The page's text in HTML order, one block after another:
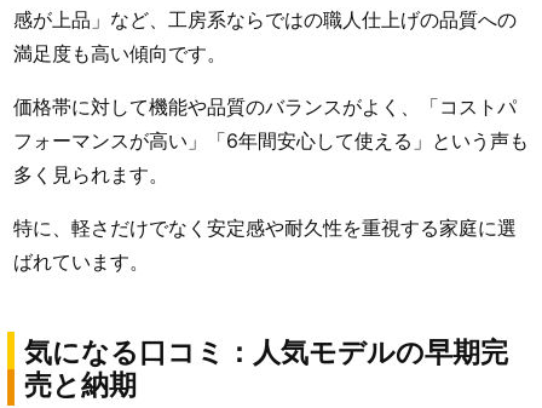
感が上品」など、工房系ならではの職人仕上げの品質への
満足度も高い傾向です。
価格帯に対して機能や品質のバランスがよく、「コストパ
フォーマンスが高い」「6年間安心して使える」という声も
多く見られます。
特に、軽さだけでなく安定感や耐久性を重視する家庭に選
ばれています。
気になる口コミ：人気モデルの早期完
売と納期